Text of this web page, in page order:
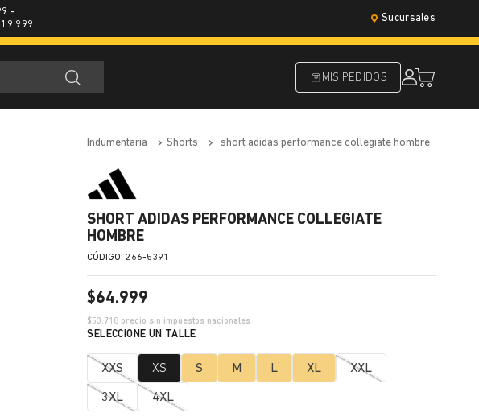
-
Sucursales
MIS PEDIDOS
indumentaria shorts short adidas performance collegiate hombre
SHORT ADIDAS PERFORMANCE COLLEGIATE
HOMBRE
:266-5391
$64.999
$53.718 precio sin impuestos nacionales
XXS XS S M L XL XXL
3XL 4XL